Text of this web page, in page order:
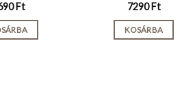
Ft
7290Ft
KOSÁRBA